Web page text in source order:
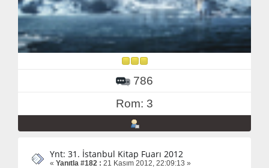
786
Rom: 3
Ynt: 31. İstanbul Kitap Fuarı 2012
« Yanıtla #182 : 21 Kasım 2012, 22:09:13 »